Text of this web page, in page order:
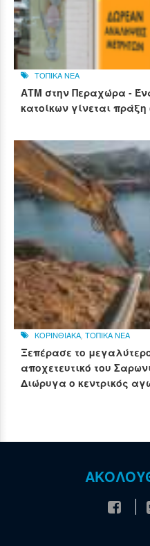
ΤΟΠΙΚΑ ΝΕΑ
ΑΤΜ στην Περαχώρα -
κατοίκων γίνεται πράξη
ΚΟΡΙΝΘΙΑΚΑ ΤΟΠΙΚΑ ΝΕΑ
Ξεπέρασε το
αποχετευτικό του
Διώρυγα ο κεντρικός